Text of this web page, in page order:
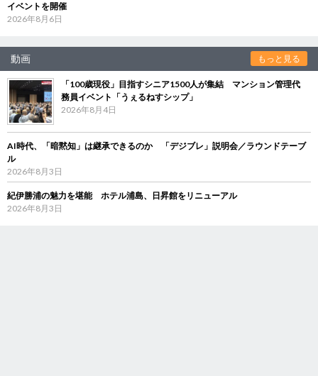
イベントを開催
2026年8月6日
動画 もっと見る
「100歳現役」目指すシニア1500人が集結 マンション管理代
務員イベント「うぇるねすシップ」
2026年8月4日
AI時代、「暗黙知」は継承できるのか 「デジブレ」説明会／ラウンドテーブ
ル
2026年8月3日
紀伊勝浦の魅力を堪能 ホテル浦島、日昇館をリニューアル
2026年8月3日